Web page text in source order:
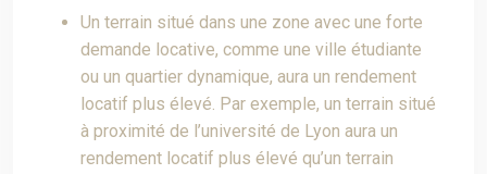
Un terrain situé dans une zone avec une forte
demande locative, comme une ville étudiante
ou un quartier dynamique, aura un rendement
locatif plus élevé. Par exemple, un terrain situé
à proximité de l’université de Lyon aura un
rendement locatif plus élevé qu’un terrain